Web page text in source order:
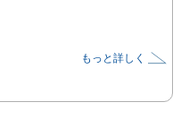
もっと詳しく